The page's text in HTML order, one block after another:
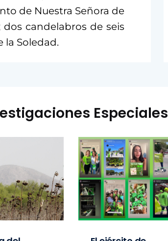
de Nuestra Señora de
dos candelabros de seis
la Soledad.
Especiales